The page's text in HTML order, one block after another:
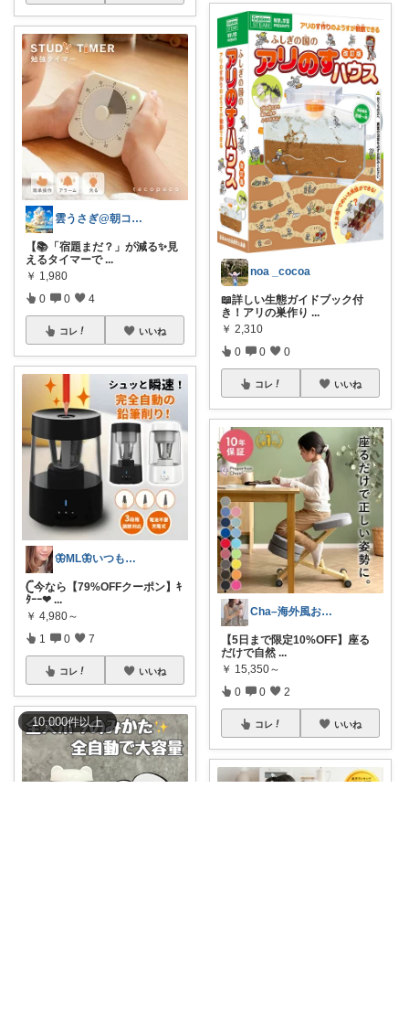
10,000件以上
雲うさぎ@朝コレ❤良質便利時短グッズ🐰
【📚「宿題まだ？」が減る✨見
えるタイマーで ...
￥ 1,980
0 0 4
コレ いいね
🦋ML🦋いつもありがとう💓
𓊆今なら【79%OFFクーポン】ｷ
ﾀｰｰ❤ ...
￥ 4,980～
1 0 7
コレ いいね
noa _cocoa
📖詳しい生態ガイドブック付
き！アリの巣作り ...
￥ 2,310
0 0 0
コレ いいね
Cha–海外風おしゃれインテリアと愛用品
【5日まで限定10%OFF】座る
だけで自然 ...
￥ 15,350～
0 0 2
コレ いいね